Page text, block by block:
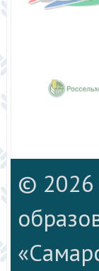
© 2026